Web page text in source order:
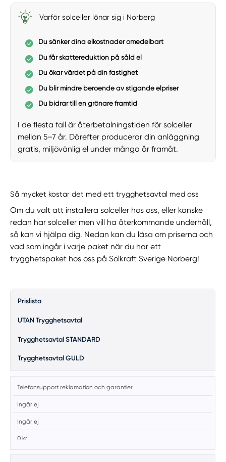
Varför solceller lönar sig i Norberg
Du sänker dina elkostnader omedelbart
Du får skattereduktion på såld el
Du ökar värdet på din fastighet
Du blir mindre beroende av stigande elpriser
Du bidrar till en grönare framtid
I de flesta fall är återbetalningstiden för solceller
mellan 5–7 år. Därefter producerar din anläggning
gratis, miljövänlig el under många år framåt.
Så mycket kostar det med ett trygghetsavtal med oss
Om du valt att installera solceller hos oss, eller kanske
redan har solceller men vill ha återkommande underhåll,
så kan vi hjälpa dig. Nedan kan du läsa om priserna och
vad som ingår i varje paket när du har ett
trygghetspaket hos oss på Solkraft Sverige Norberg!
Prislista
UTAN Trygghetsavtal
Trygghetsavtal STANDARD
Trygghetsavtal GULD
Telefonsupport reklamation och garantier
Ingår ej
Ingår ej
0 kr